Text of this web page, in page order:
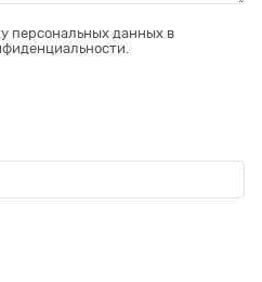
персональных данных в